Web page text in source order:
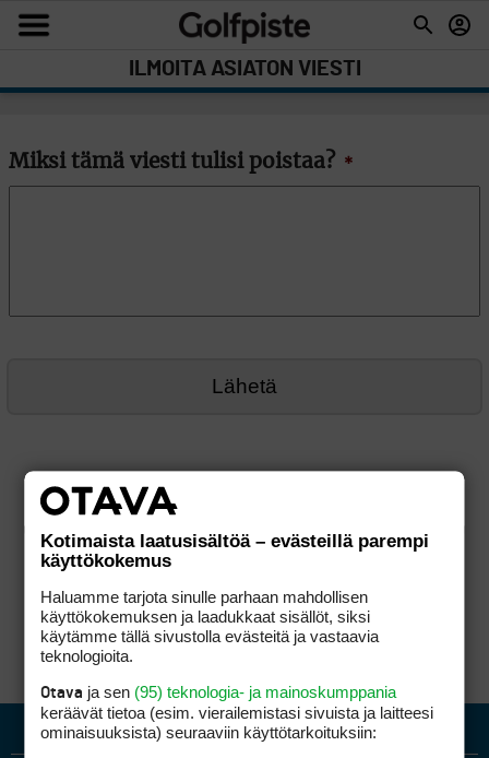
ILMOITA ASIATON VIESTI
Miksi tämä viesti tulisi poistaa? *
Kotimaista laatusisältöä – evästeillä parempi
käyttökokemus
Haluamme tarjota sinulle parhaan mahdollisen
käyttökokemuksen ja laadukkaat sisällöt, siksi
käytämme tällä sivustolla evästeitä ja vastaavia
teknologioita.
Otava ja sen (95) teknologia- ja mainoskumppania
keräävät tietoa (esim. vierailemis­tasi sivuista ja laitteesi
ominaisuuk­sista) seuraaviin käyttötarkoituksiin: